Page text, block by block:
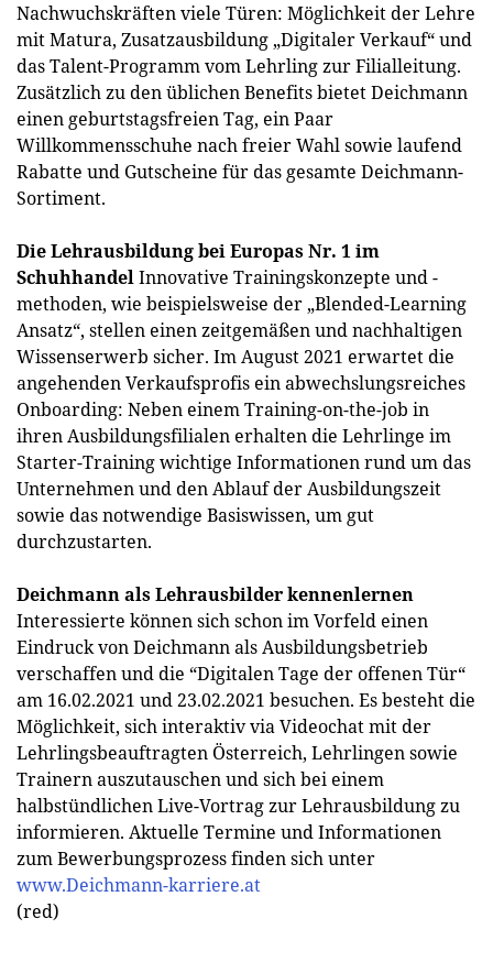
Nachwuchskräften viele Türen: Möglichkeit der Lehre
mit Matura, Zusatzausbildung „Digitaler Verkauf“ und
das Talent-Programm vom Lehrling zur Filialleitung.
Zusätzlich zu den üblichen Benefits bietet Deichmann
einen geburtstagsfreien Tag, ein Paar
Willkommensschuhe nach freier Wahl sowie laufend
Rabatte und Gutscheine für das gesamte Deichmann-
Sortiment.
Die Lehrausbildung bei Europas Nr. 1 im
SchuhhandelInnovative Trainingskonzepte und -
methoden, wie beispielsweise der „Blended-Learning
Ansatz“, stellen einen zeitgemäßen und nachhaltigen
Wissenserwerb sicher. Im August 2021 erwartet die
angehenden Verkaufsprofis ein abwechslungsreiches
Onboarding: Neben einem Training-on-the-job in
ihren Ausbildungsfilialen erhalten die Lehrlinge im
Starter-Training wichtige Informationen rund um das
Unternehmen und den Ablauf der Ausbildungszeit
sowie das notwendige Basiswissen, um gut
durchzustarten.
Deichmann als Lehrausbilder kennenlernen
Interessierte können sich schon im Vorfeld einen
Eindruck von Deichmann als Ausbildungsbetrieb
verschaffen und die “Digitalen Tage der offenen Tür“
am 16.02.2021 und 23.02.2021 besuchen. Es besteht die
Möglichkeit, sich interaktiv via Videochat mit der
Lehrlingsbeauftragten Österreich, Lehrlingen sowie
Trainern auszutauschen und sich bei einem
halbstündlichen Live-Vortrag zur Lehrausbildung zu
informieren. Aktuelle Termine und Informationen
zum Bewerbungsprozess finden sich unter
www.Deichmann-karriere.at
(red)